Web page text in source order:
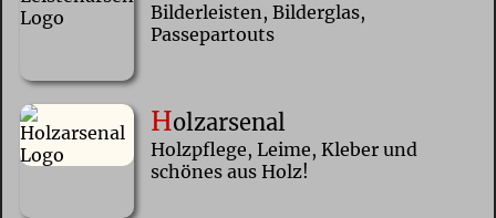
Bilderleisten, Bilderglas,
Passepartouts
Holzarsenal
Holzpflege, Leime, Kleber und
schönes aus Holz!